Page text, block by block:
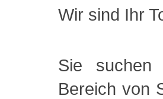
Wir sind Ihr
Sie suchen
Bereich von